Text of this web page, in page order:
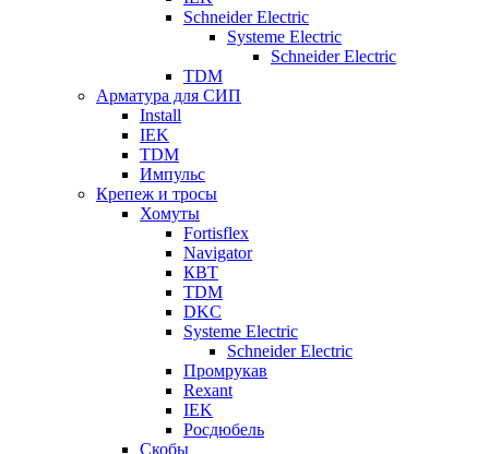
Schneider Electric
Systeme Electric
Schneider Electric
TDM
Арматура для СИП
Install
IEK
TDM
Импульс
Крепеж и тросы
Хомуты
Fortisflex
Navigator
КВТ
TDM
DKC
Systeme Electric
Schneider Electric
Промрукав
Rexant
IEK
Росдюбель
Скобы